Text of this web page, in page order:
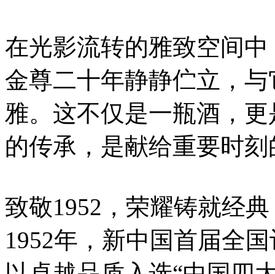
在光影流转的雅致空间
金尊二十年静静伫立，
雅。这不仅是一瓶酒，
的传承，是献给重要时
致敬1952，荣耀铸就经典
1952年，新中国首届全